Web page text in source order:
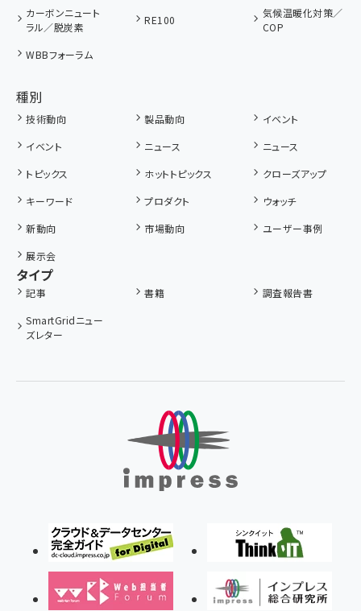
カーボンニュート
ラル／脱炭素
RE100
気候温暖化対策／
COP
WBBフォーラム
種別
技術動向 製品動向
イベント
イベント
ニュース
ニュース
トピックス
ホットトピックス
クローズアップ
キーワード
プロダクト
ウォッチ
新動向
市場動向
ユーザー事例
展示会
タイプ
記事 書籍
調査報告書
SmartGridニュー
ズレター